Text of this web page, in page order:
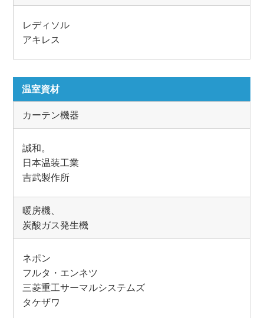
レディソル
アキレス
温室資材
カーテン機器
誠和。
日本温装工業
吉武製作所
暖房機、
炭酸ガス発生機
ネポン
フルタ・エンネツ
三菱重工サーマルシステムズ
タケザワ